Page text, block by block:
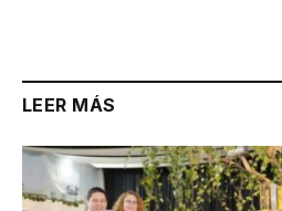
LEER MÁS